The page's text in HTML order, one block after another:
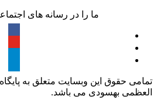
ما را در رسانه های
تمامی حقوق این وبسایت متعلق به
العظمی بهسودی می باشد.